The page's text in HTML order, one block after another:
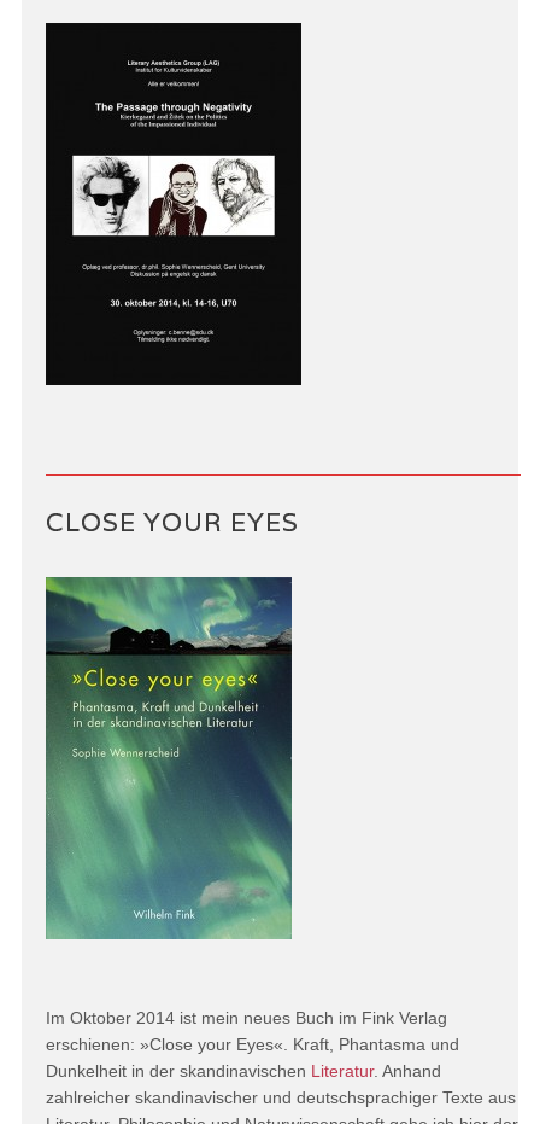
CLOSE YOUR EYES
Im Oktober 2014 ist mein neues Buch im Fink Verlag
erschienen: »Close your Eyes«. Kraft, Phantasma und
Dunkelheit in der skandinavischen Literatur. Anhand
zahlreicher skandinavischer und deutschsprachiger Texte aus